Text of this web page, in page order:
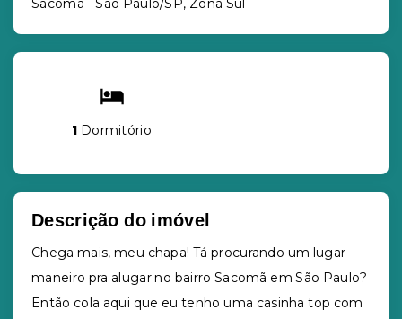
Sacomã - São Paulo/SP, Zona Sul
1 Dormitório
Descrição do imóvel
Chega mais, meu chapa! Tá procurando um lugar
maneiro pra alugar no bairro Sacomã em São Paulo?
Então cola aqui que eu tenho uma casinha top com